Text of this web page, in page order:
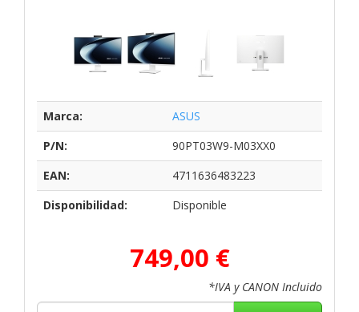
Marca:
ASUS
P/N:
90PT03W9-M03XX0
EAN:
4711636483223
Disponibilidad:
Disponible
749,00 €
*IVA y CANON Incluido